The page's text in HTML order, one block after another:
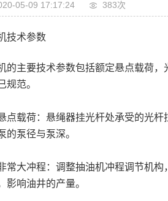
05-09 17:17:24 383次
技术参数
的主要技术参数包括额定悬点载荷
规范。
点载荷：悬绳器挂光杆处承受的光
的泵径与泵深。
常大冲程：调整抽油机冲程调节机
影响油井的产量。